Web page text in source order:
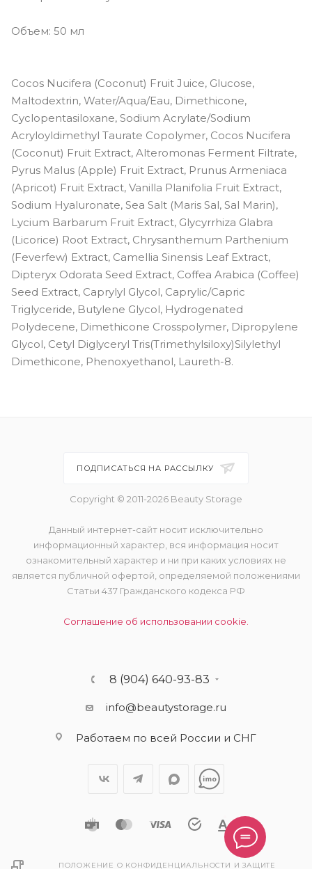
Объем: 50 мл
Cocos Nucifera (Coconut) Fruit Juice, Glucose,
Maltodextrin, Water/Aqua/Eau, Dimethicone,
Cyclopentasiloxane, Sodium Acrylate/Sodium
Acryloyldimethyl Taurate Copolymer, Cocos Nucifera
(Coconut) Fruit Extract, Alteromonas Ferment Filtrate,
Pyrus Malus (Apple) Fruit Extract, Prunus Armeniaca
(Apricot) Fruit Extract, Vanilla Planifolia Fruit Extract,
Sodium Hyaluronate, Sea Salt (Maris Sal, Sal Marin),
Lycium Barbarum Fruit Extract, Glycyrrhiza Glabra
(Licorice) Root Extract, Chrysanthemum Parthenium
(Feverfew) Extract, Camellia Sinensis Leaf Extract,
Dipteryx Odorata Seed Extract, Coffea Arabica (Coffee)
Seed Extract, Caprylyl Glycol, Caprylic/Capric
Triglyceride, Butylene Glycol, Hydrogenated
Polydecene, Dimethicone Crosspolymer, Dipropylene
Glycol, Cetyl Diglyceryl Tris(Trimethylsiloxy)Silylethyl
Dimethicone, Phenoxyethanol, Laureth-8.
ПОДПИСАТЬСЯ НА РАССЫЛКУ
Copyright © 2011-2026 Beauty Storage
Данный интернет-сайт носит исключительно
информационный характер, вся информация носит
ознакомительный характер и ни при каких условиях не
является публичной офертой, определяемой положениями
Статьи 437 Гражданского кодекса РФ
Соглашение об использовании cookie.
8 (904) 640-93-83
info@beautystorage.ru
Работаем по всей России и СНГ
ПОЛОЖЕНИЕ О КОНФИДЕНЦИАЛЬНОСТИ И ЗАЩИТЕ